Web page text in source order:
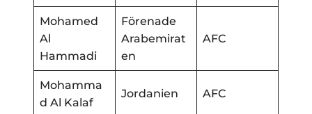
Mohamed
Al
Hammadi
Förenade
Arabemirat
en
AFC
Mohamma
d Al Kalaf
Jordanien AFC